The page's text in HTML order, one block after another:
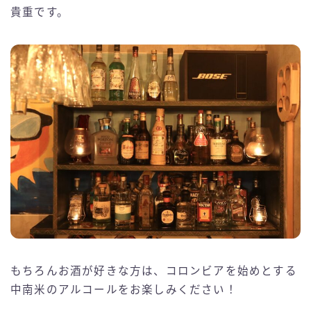
貴重です。
もちろんお酒が好きな方は、コロンビアを始めとする
中南米のアルコールをお楽しみください！